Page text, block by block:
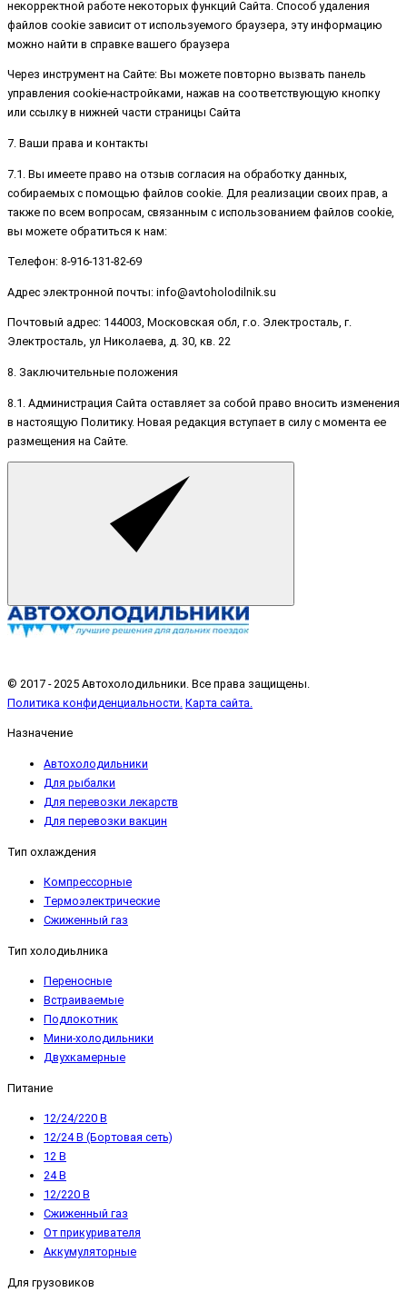
некорректной работе некоторых функций Сайта. Способ удаления
файлов cookie зависит от используемого браузера, эту информацию
можно найти в справке вашего браузера
Через инструмент на Сайте: Вы можете повторно вызвать панель
управления cookie-настройками, нажав на соответствующую кнопку
или ссылку в нижней части страницы Сайта
7. Ваши права и контакты
7.1. Вы имеете право на отзыв согласия на обработку данных,
собираемых с помощью файлов cookie. Для реализации своих прав, а
также по всем вопросам, связанным с использованием файлов cookie,
вы можете обратиться к нам:
Телефон: 8-916-131-82-69
Адрес электронной почты: info@avtoholodilnik.su
Почтовый адрес: 144003, Московская обл, г.о. Электросталь, г.
Электросталь, ул Николаева, д. 30, кв. 22
8. Заключительные положения
8.1. Администрация Сайта оставляет за собой право вносить изменения
в настоящую Политику. Новая редакция вступает в силу с момента ее
размещения на Сайте.
© 2017 - 2025 Автохолодильники. Все права защищены.
Политика конфиденциальности. Карта сайта.
Назначение
Автохолодильники
Для рыбалки
Для перевозки лекарств
Для перевозки вакцин
Тип охлаждения
Компрессорные
Термоэлектрические
Сжиженный газ
Тип холодиьлника
Переносные
Встраиваемые
Подлокотник
Мини-холодильники
Двухкамерные
Питание
12/24/220 В
12/24 В (Бортовая сеть)
12 В
24 В
12/220 В
Сжиженный газ
От прикуривателя
Аккумуляторные
Для грузовиков